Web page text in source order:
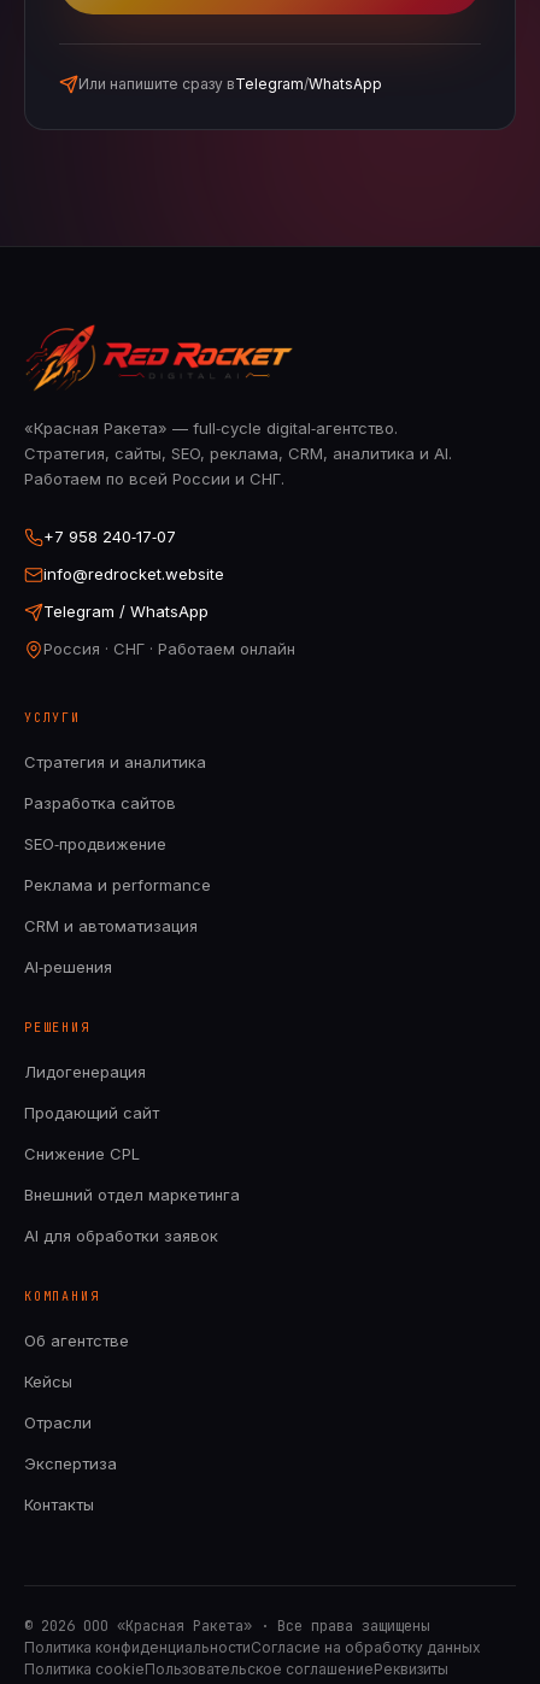
Или напишите сразу вTelegram/WhatsApp
«Красная Ракета» — full‑cycle digital‑агентство.
Стратегия, сайты, SEO, реклама, CRM, аналитика и AI.
Работаем по всей России и СНГ.
+7 958 240‑17‑07
info@redrocket.website
Telegram / WhatsApp
Россия · СНГ · Работаем онлайн
УСЛУГИ
Стратегия и аналитика
Разработка сайтов
SEO‑продвижение
Реклама и performance
CRM и автоматизация
AI‑решения
РЕШЕНИЯ
Лидогенерация
Продающий сайт
Снижение CPL
Внешний отдел маркетинга
AI для обработки заявок
КОМПАНИЯ
Об агентстве
Кейсы
Отрасли
Экспертиза
Контакты
© 2026 ООО «Красная Ракета» · Все права защищены
Политика конфиденциальностиСогласие на обработку данных
Политика cookieПользовательское соглашениеРеквизиты